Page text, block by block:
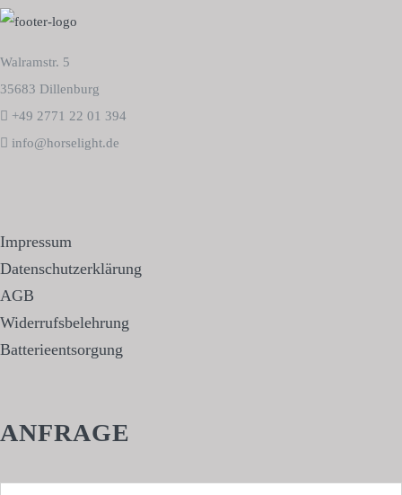
Walramstr. 5
35683 Dillenburg
+49 2771 22 01 394
info@horselight.de
Impressum
Datenschutzerklärung
AGB
Widerrufsbelehrung
Batterieentsorgung
ANFRAGE